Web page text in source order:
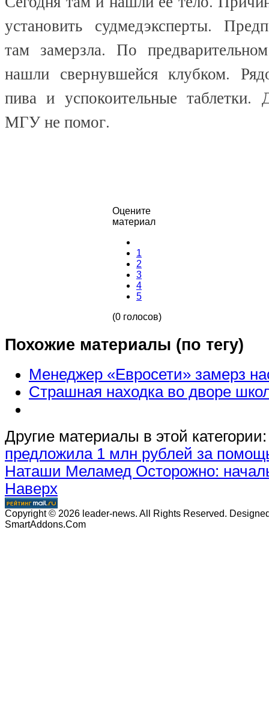
установить судмедэксперты.
там замерзла. По
нашли свернувшейся клубком.
пива и успокоительные таблетки.
МГУ не помог.
Оцените
материал
1
2
3
4
5
(0 голосов)
Похожие материалы (по тегу)
Менеджер «Евросети» замерз
Страшная находка во дворе
Другие материалы в этой категории:
предложила 1 млн рублей за
Наташи Меламед Осторожно:
Наверх
Copyright © 2026 leader-news. All Rights Reserved.
SmartAddons.Com